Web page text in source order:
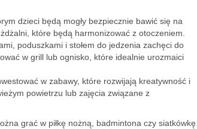
dzieci będą mogły bezpiecznie bawić się na
które będą harmonizować z otoczeniem.
poduszkami i stołem do jedzenia zachęci do
w grill lub ognisko, które idealnie urozmaici
w zabawy, które rozwijają kreatywność i
powietrzu lub zajęcia związane z
grać w piłkę nożną, badmintona czy siatkówkę.